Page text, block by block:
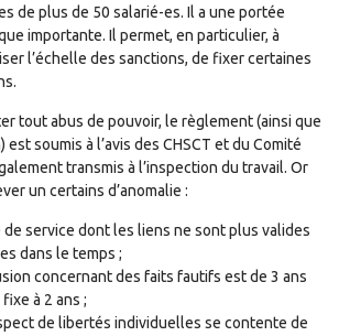
de plus de 50 salarié-es. Il a une portée
importante. Il permet, en particulier, à
l’échelle des sanctions, de fixer certaines
tout abus de pouvoir, le règlement (ainsi que
soumis à l’avis des CHSCT et du Comité
transmis à l’inspection du travail. Or
un certains d’anomalie :
service dont les liens ne sont plus valides
dans le temps ;
concernant des faits fautifs est de 3 ans
à 2 ans ;
de libertés individuelles se contente de